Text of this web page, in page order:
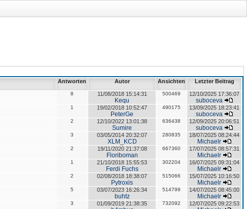
Antworten Autor Ansichten Letzter Beitrag
8 11/08/2018 15:14:31
Kequ
500469 12/10/2025 17:36:07
suboceva
1 19/02/2018 10:52:47
PeterGe
490175 13/09/2025 18:23:41
suboceva
2 12/10/2022 13:01:38
Sumire
636438 12/09/2025 20:06:51
suboceva
3 03/05/2014 20:32:07
XLM_KCD
280835 18/07/2025 08:24:44
Michaelr
2 19/11/2020 21:37:08
Floriboman
667360 17/07/2025 08:57:31
Michaelr
1 21/10/2018 15:55:53
Ferdi Fuchs
302204 16/07/2025 09:31:04
Michaelr
2 02/08/2018 18:38:07
Pytroxis
515066 15/07/2025 10:16:50
Michaelr
5 03/07/2023 16:26:34
buhtz
514799 14/07/2025 08:45:00
Michaelr
3 01/09/2019 21:38:35 732092 12/07/2025 09:22:53